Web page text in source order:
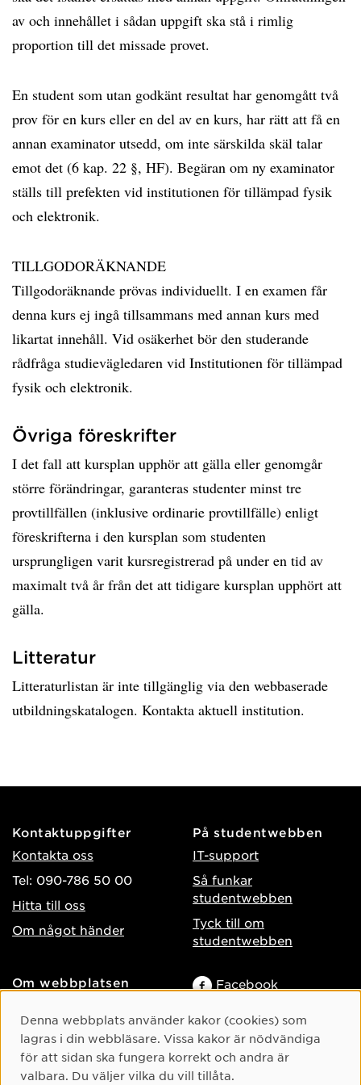
av och innehållet i sådan uppgift ska stå i rimlig
proportion till det missade provet.
En student som utan godkänt resultat har genomgått två
prov för en kurs eller en del av en kurs, har rätt att få en
annan examinator utsedd, om inte särskilda skäl talar
emot det (6 kap. 22 §, HF). Begäran om ny examinator
ställs till prefekten vid institutionen för tillämpad fysik
och elektronik.
TILLGODORÄKNANDE
Tillgodoräknande prövas individuellt. I en examen får
denna kurs ej ingå tillsammans med annan kurs med
likartat innehåll. Vid osäkerhet bör den studerande
rådfråga studievägledaren vid Institutionen för tillämpad
fysik och elektronik.
Övriga föreskrifter
I det fall att kursplan upphör att gälla eller genomgår
större förändringar, garanteras studenter minst tre
provtillfällen (inklusive ordinarie provtillfälle) enligt
föreskrifterna i den kursplan som studenten
ursprungligen varit kursregistrerad på under en tid av
maximalt två år från det att tidigare kursplan upphört att
gälla.
Litteratur
Litteraturlistan är inte tillgänglig via den webbaserade
utbildningskatalogen. Kontakta aktuell institution.
Kontaktuppgifter
Kontakta oss
Tel: 090-786 50 00
Hitta till oss
Om något händer
På studentwebben
IT-support
Så funkar
studentwebben
Tyck till om
studentwebben
Om webbplatsen
Behandling av
personuppgifter
Hantera kakor
Facebook
TikTok
Youtube
Cookie-samtycke
Denna webbplats använder kakor (cookies) som
lagras i din webbläsare. Vissa kakor är nödvändiga
för att sidan ska fungera korrekt och andra är
valbara. Du väljer vilka du vill tillåta.